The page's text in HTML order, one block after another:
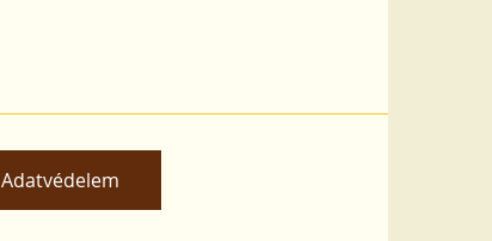
Adatvédelem